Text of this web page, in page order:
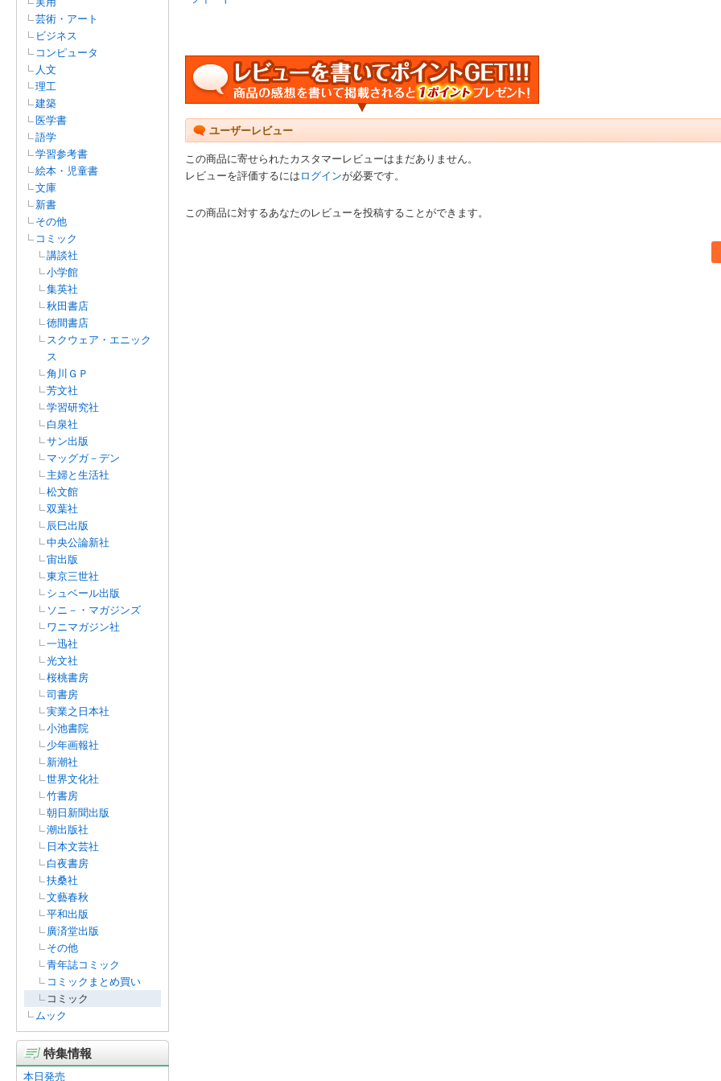
芸術・アート
ビジネス
コンピュータ
人文
理工
建築
医学書
語学
学習参考書
絵本・児童書
文庫
新書
その他
コミック
講談社
小学館
集英社
秋田書店
徳間書店
スクウェア・エニック
ス
角川ＧＰ
芳文社
学習研究社
白泉社
サン出版
マッグガ－デン
主婦と生活社
松文館
双葉社
辰巳出版
中央公論新社
宙出版
東京三世社
シュベール出版
ソニ－・マガジンズ
ワニマガジン社
一迅社
光文社
桜桃書房
司書房
実業之日本社
小池書院
少年画報社
新潮社
世界文化社
竹書房
朝日新聞出版
潮出版社
日本文芸社
白夜書房
扶桑社
文藝春秋
平和出版
廣済堂出版
その他
青年誌コミック
コミックまとめ買い
コミック
ムック
特集情報
本日発売
ユーザーレビュー
この商品に寄せられたカスタマーレビューはまだありません。
レビューを評価するには ログインが必要です。
この商品に対するあなたのレビューを投稿することができます。